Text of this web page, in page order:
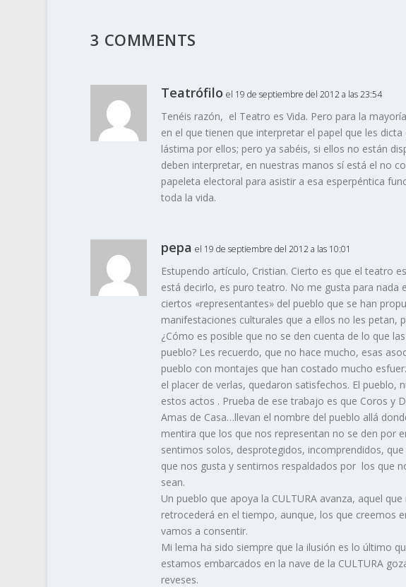
3 COMMENTS
Teatrófilo el 19 de septiembre del 2012 a las 23:54
Tenéis razón, el Teatro es Vida. Pero para la
en el que tienen que interpretar el papel que les
lástima por ellos; pero ya sabéis, si ellos no están
deben interpretar, en nuestras manos sí está el no
papeleta electoral para asistir a esa esperpéntica
toda la vida.
pepa el 19 de septiembre del 2012 a las 10:01
Estupendo artículo, Cristian. Cierto es que el teatro
está decirlo, es puro teatro. No me gusta para nada
ciertos «representantes» del pueblo que se han
manifestaciones culturales que a ellos no les petan,
¿Cómo es posible que no se den cuenta de lo que
pueblo? Les recuerdo, que no hace mucho, esas
pueblo con montajes que han costado mucho
el placer de verlas, quedaron satisfechos. El pueblo,
estos actos . Prueba de ese trabajo es que Coros y
Amas de Casa…llevan el nombre del pueblo allá
mentira que los que nos representan no se den por
sentimos solos, desprotegidos, incomprendidos,
que nos gusta y sentirnos respaldados por los que
sean.
Un pueblo que apoya la CULTURA avanza, aquel
retrocederá en el tiempo, aunque, los que creemos
vamos a consentir.
Mi lema ha sido siempre que la ilusión es lo último
estamos embarcados en la nave de la CULTURA
reveses.